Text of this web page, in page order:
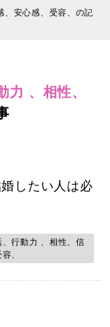
、安心感、受容、の記
力 、相性、
したい人は必
行動力 、相性、信
、